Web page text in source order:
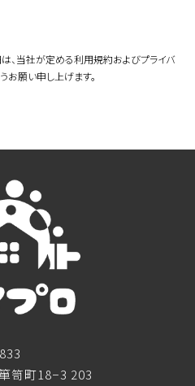
、当社が定める利用規約およびプライバ
お願い申し上げます。
笥町18−3 203